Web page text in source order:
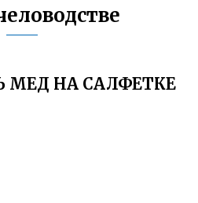
МЕД НА САЛФЕТКЕ